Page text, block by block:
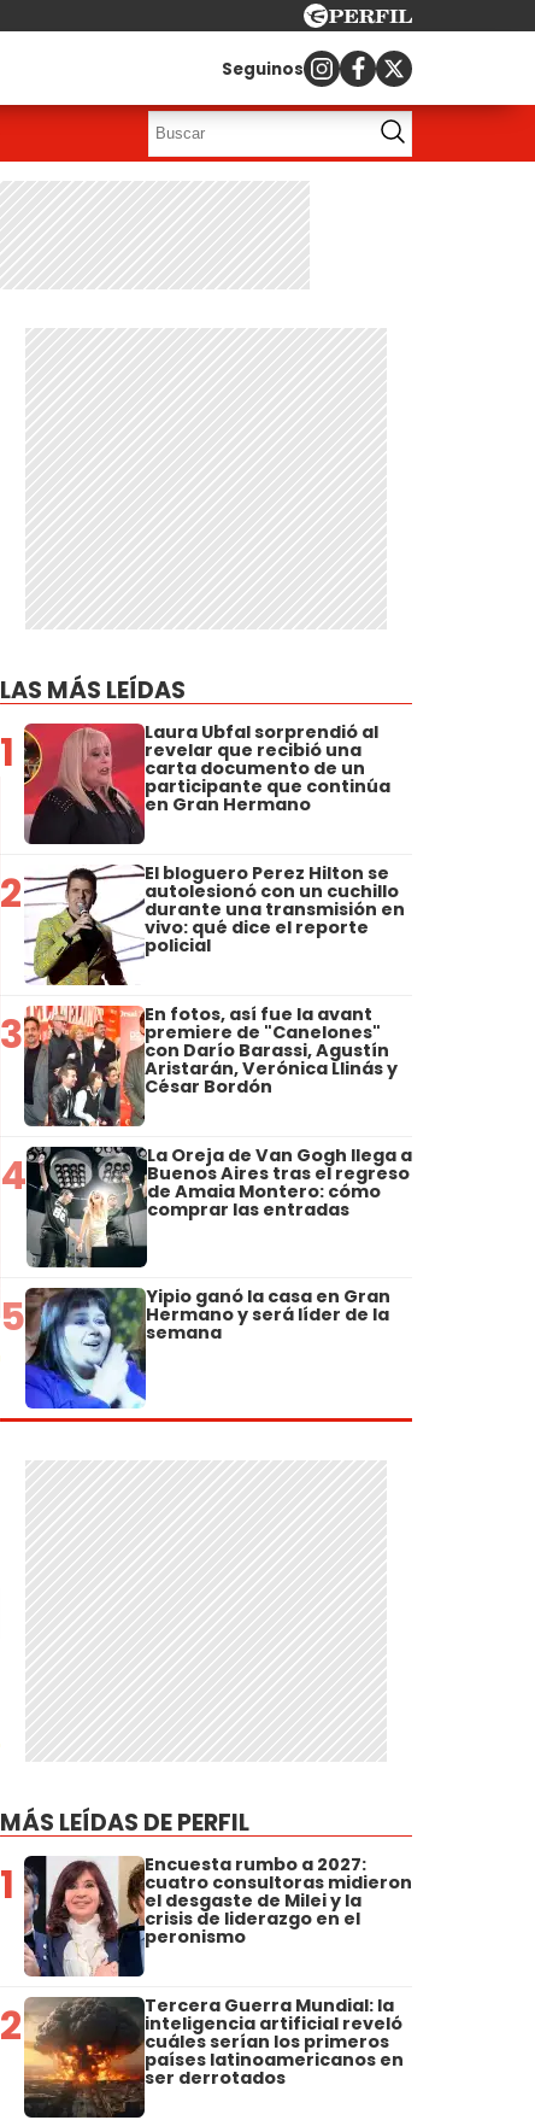
Seguinos
LAS MÁS LEÍDAS
1 Laura Ubfal sorprendió al
revelar que recibió una
carta documento de un
participante que continúa
en Gran Hermano
2 El bloguero Perez Hilton se
autolesionó con un cuchillo
durante una transmisión en
vivo: qué dice el reporte
policial
3 En fotos, así fue la avant
premiere de "Canelones"
con Darío Barassi, Agustín
Aristarán, Verónica Llinás y
César Bordón
4 La Oreja de Van Gogh llega a
Buenos Aires tras el regreso
de Amaia Montero: cómo
comprar las entradas
5 Yipio ganó la casa en Gran
Hermano y será líder de la
semana
MÁS LEÍDAS DE PERFIL
1 Encuesta rumbo a 2027:
cuatro consultoras midieron
el desgaste de Milei y la
crisis de liderazgo en el
peronismo
2 Tercera Guerra Mundial: la
inteligencia artificial reveló
cuáles serían los primeros
países latinoamericanos en
ser derrotados